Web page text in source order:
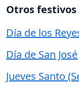
Otros festivos
Día de los
Día de San José
Jueves Santo